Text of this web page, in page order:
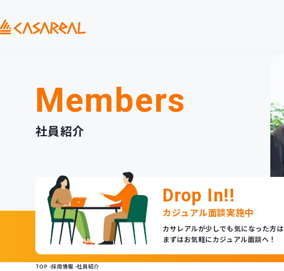
Members
社員紹介
Drop In!!
カジュアル面談実施中
カサレアルが少しでも気になった方は
まずはお気軽にカジュアル面談へ！
TOP 採用情報 社員紹介